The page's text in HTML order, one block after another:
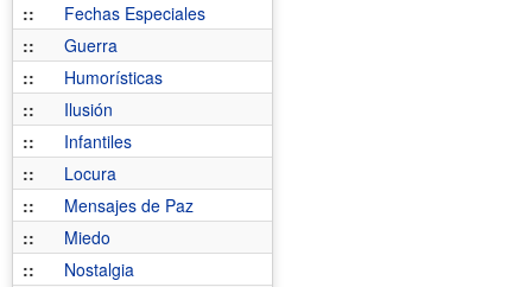
::
Fechas Especiales
::
Guerra
::
Humorísticas
::
Ilusión
::
Infantiles
::
Locura
::
Mensajes de Paz
::
Miedo
::
Nostalgia